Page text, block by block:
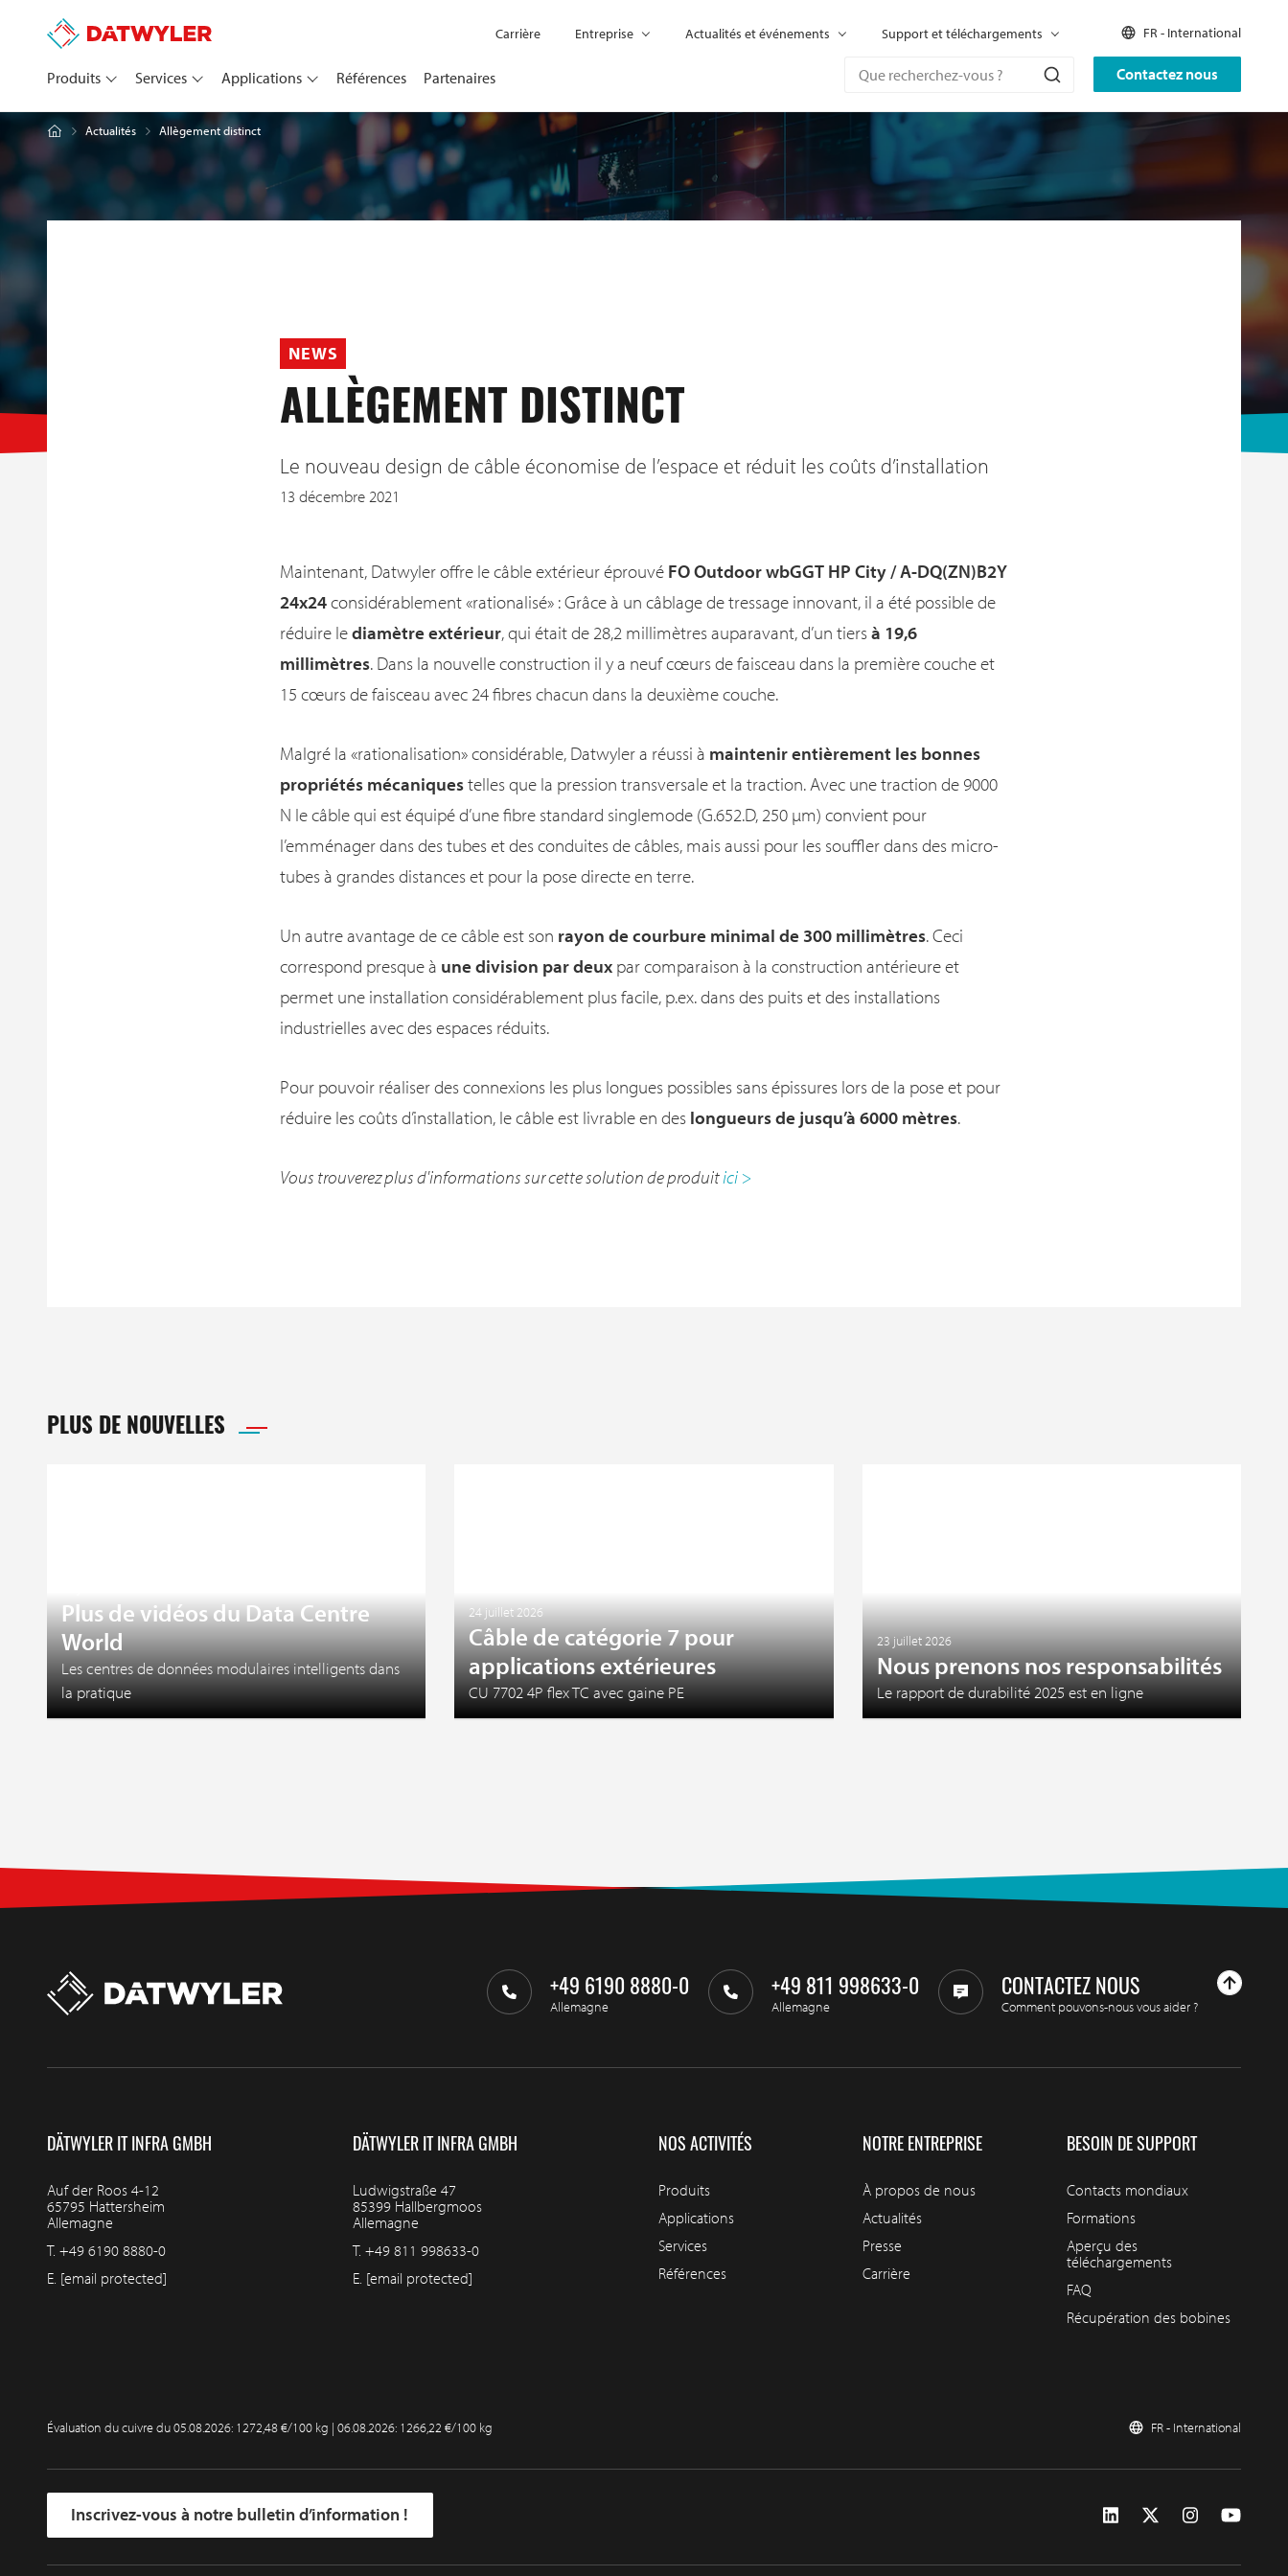
Contactez nous
Produits Services Applications Références Partenaires
Carrière Entreprise Actualités et événements Support et téléchargements FR - International
Actualités Allègement distinct
NEWS
ALLÈGEMENT DISTINCT
Le nouveau design de câble économise de l’espace et réduit les coûts d’installation
13 décembre 2021
Maintenant, Datwyler offre le câble extérieur éprouvé FO Outdoor wbGGT HP City / A-DQ(ZN)B2Y
24x24considérablement «rationalisé» : Grâce à un câblage de tressage innovant, il a été possible de
réduire lediamètre extérieur, qui était de 28,2 millimètres auparavant, d’un tiersà 19,6
millimètres. Dans la nouvelle construction il y a neuf cœurs de faisceau dans la première couche et
15 cœurs de faisceau avec 24 fibres chacun dans la deuxième couche.
Malgré la «rationalisation» considérable, Datwyler a réussi à maintenir entièrement les bonnes
propriétés mécaniquestelles que la pression transversale et la traction. Avec une traction de 9000
N le câble qui est équipé d’une fibre standard singlemode (G.652.D, 250 µm) convient pour
l’emménager dans des tubes et des conduites de câbles, mais aussi pour les souffler dans des micro-
tubes à grandes distances et pour la pose directe en terre.
Un autre avantage de ce câble est son rayon de courbure minimal de 300 millimètres. Ceci
correspond presque à une division par deux par comparaison à la construction antérieure et
permet une installation considérablement plus facile, p.ex. dans des puits et des installations
industrielles avec des espaces réduits.
Pour pouvoir réaliser des connexions les plus longues possibles sans épissures lors de la pose et pour
réduire les coûts d’installation, le câble est livrable en des longueurs de jusqu’à 6000 mètres.
Vous trouverez plus d'informations sur cette solution de produitici >
PLUS DE NOUVELLES
Plus de vidéos du Data Centre
World
Les centres de données modulaires intelligents dans
la pratique
24 juillet 2026
Câble de catégorie 7 pour
applications extérieures
CU 7702 4P flex TC avec gaine PE
23 juillet 2026
Nous prenons nos responsabilités
Le rapport de durabilité 2025 est en ligne
+49 6190 8880-0
Allemagne
+49 811 998633-0
Allemagne
CONTACTEZ NOUS
Comment pouvons-nous vous aider ?
DÄTWYLER IT INFRA GMBH
Auf der Roos 4-12
65795 Hattersheim
Allemagne
T. +49 6190 8880-0
E. [email protected]
DÄTWYLER IT INFRA GMBH
Ludwigstraße 47
85399 Hallbergmoos
Allemagne
T. +49 811 998633-0
E. [email protected]
NOS ACTIVITÉS
Produits
Applications
Services
Références
NOTRE ENTREPRISE
À propos de nous
Actualités
Presse
Carrière
BESOIN DE SUPPORT
Contacts mondiaux
Formations
Aperçu des
téléchargements
FAQ
Récupération des bobines
FR - International
Évaluation du cuivre du05.08.2026: 1272,48 €/100 kg | 06.08.2026: 1266,22 €/100 kg
Inscrivez-vous à notre bulletin d’information !